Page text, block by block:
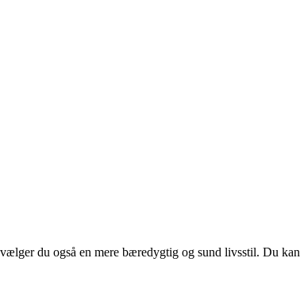
du også en mere bæredygtig og sund livsstil. Du kan